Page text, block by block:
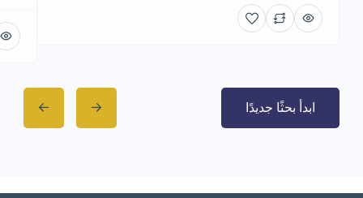
ابدأ بحثًا جديدًا